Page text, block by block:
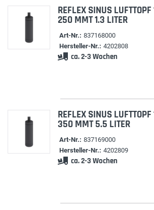
REFLEX SINUS
250 MMT 1.3 LITER
Art-Nr.: 837168000
Hersteller-Nr.: 4202808
ca. 2-3 Wochen
REFLEX SINUS
350 MMT 5.5 LITER
Art-Nr.: 837169000
Hersteller-Nr.: 4202809
ca. 2-3 Wochen